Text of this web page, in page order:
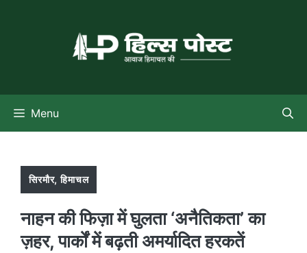
Menu
सिरमौर,हिमाचल
नाहन की फिज़ा में घुलता ‘अनैतिकता’ का
ज़हर, पार्कों में बढ़ती अमर्यादित हरकतें